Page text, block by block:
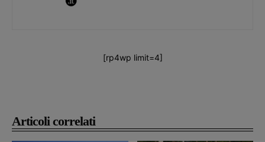
Articoli correlati
[rp4wp limit=4]